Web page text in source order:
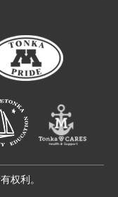
权利。